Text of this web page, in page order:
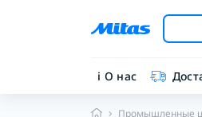
ℹ︎ О нас
Промышленные